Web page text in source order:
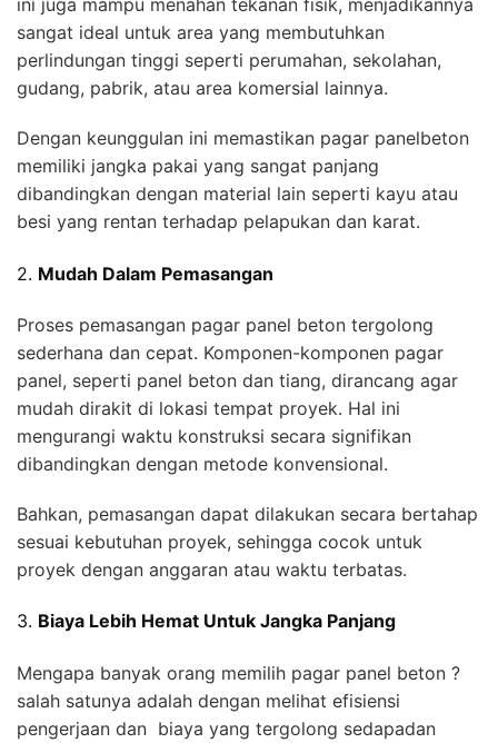
ini juga mampu menahan tekanan fisik, menjadikannya
sangat ideal untuk area yang membutuhkan
perlindungan tinggi seperti perumahan, sekolahan,
gudang, pabrik, atau area komersial lainnya.
Dengan keunggulan ini memastikan pagar panelbeton
memiliki jangka pakai yang sangat panjang
dibandingkan dengan material lain seperti kayu atau
besi yang rentan terhadap pelapukan dan karat.
2. Mudah Dalam Pemasangan
Proses pemasangan pagar panel beton tergolong
sederhana dan cepat. Komponen-komponen pagar
panel, seperti panel beton dan tiang, dirancang agar
mudah dirakit di lokasi tempat proyek. Hal ini
mengurangi waktu konstruksi secara signifikan
dibandingkan dengan metode konvensional.
Bahkan, pemasangan dapat dilakukan secara bertahap
sesuai kebutuhan proyek, sehingga cocok untuk
proyek dengan anggaran atau waktu terbatas.
3. Biaya Lebih Hemat Untuk Jangka Panjang
Mengapa banyak orang memilih pagar panel beton ?
salah satunya adalah dengan melihat efisiensi
pengerjaan dan biaya yang tergolong sedapadan